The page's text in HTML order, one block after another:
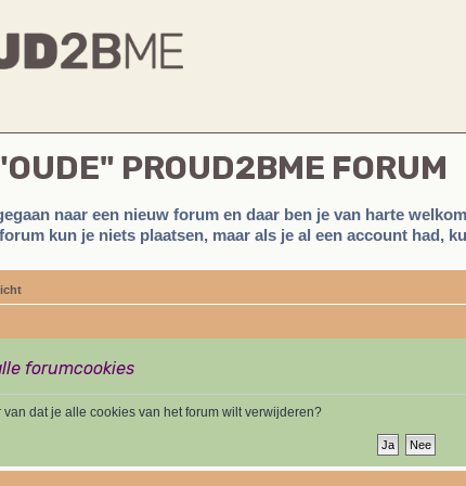
PROUD2BME FORUM
naar een nieuw forum en daar ben je van harte
kun je niets plaatsen, maar als je al een account had,
forumcookies
van dat je alle cookies van het forum wilt verwijderen?